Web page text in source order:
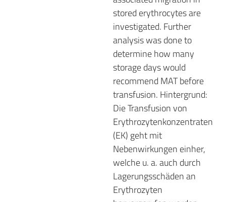
stored erythrocytes are
investigated. Further
analysis was done to
determine how many
storage days would
recommend MAT before
transfusion. Hintergrund:
Die Transfusion von
Erythrozytenkonzentraten
(EK) geht mit
Nebenwirkungen einher,
welche u. a. auch durch
Lagerungsschäden an
Erythrozyten